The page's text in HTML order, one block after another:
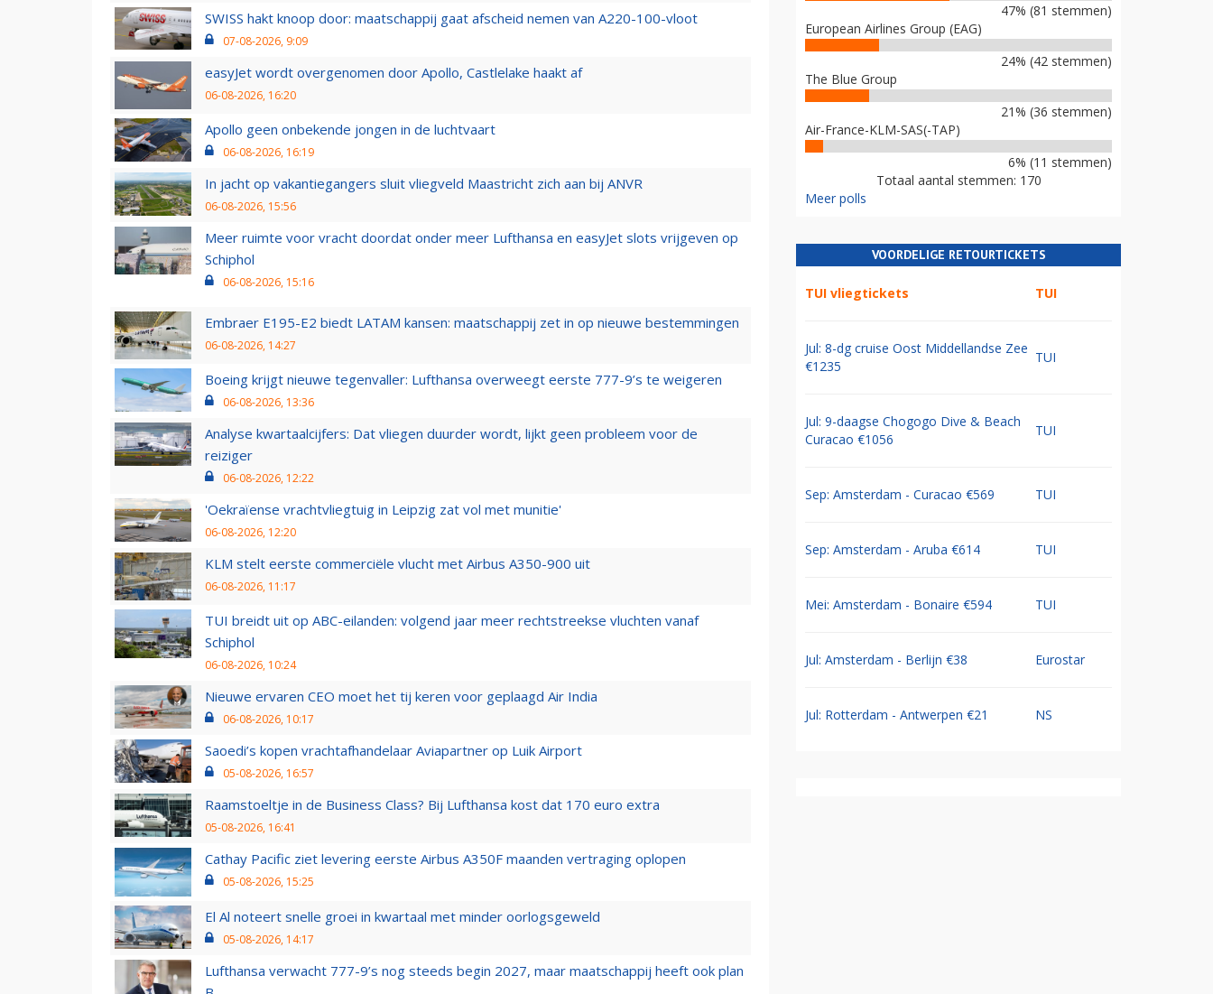
SWISS hakt knoop door: maatschappij gaat afscheid nemen van A220-100-vloot
07-08-2026, 9:09
easyJet wordt overgenomen door Apollo, Castlelake haakt af
06-08-2026, 16:20
Apollo geen onbekende jongen in de luchtvaart
06-08-2026, 16:19
In jacht op vakantiegangers sluit vliegveld Maastricht zich aan bij ANVR
06-08-2026, 15:56
Meer ruimte voor vracht doordat onder meer Lufthansa en easyJet slots vrijgeven op
Schiphol
06-08-2026, 15:16
Embraer E195-E2 biedt LATAM kansen: maatschappij zet in op nieuwe bestemmingen
06-08-2026, 14:27
Boeing krijgt nieuwe tegenvaller: Lufthansa overweegt eerste 777-9’s te weigeren
06-08-2026, 13:36
Analyse kwartaalcijfers: Dat vliegen duurder wordt, lijkt geen probleem voor de
reiziger
06-08-2026, 12:22
'Oekraïense vrachtvliegtuig in Leipzig zat vol met munitie'
06-08-2026, 12:20
KLM stelt eerste commerciële vlucht met Airbus A350-900 uit
06-08-2026, 11:17
TUI breidt uit op ABC-eilanden: volgend jaar meer rechtstreekse vluchten vanaf
Schiphol
06-08-2026, 10:24
Nieuwe ervaren CEO moet het tij keren voor geplaagd Air India
06-08-2026, 10:17
Saoedi’s kopen vrachtafhandelaar Aviapartner op Luik Airport
05-08-2026, 16:57
Raamstoeltje in de Business Class? Bij Lufthansa kost dat 170 euro extra
05-08-2026, 16:41
Cathay Pacific ziet levering eerste Airbus A350F maanden vertraging oplopen
05-08-2026, 15:25
El Al noteert snelle groei in kwartaal met minder oorlogsgeweld
05-08-2026, 14:17
Lufthansa verwacht 777-9’s nog steeds begin 2027, maar maatschappij heeft ook plan
47% (81 stemmen)
European Airlines Group (EAG)
24% (42 stemmen)
The Blue Group
21% (36 stemmen)
Air-France-KLM-SAS(-TAP)
6% (11 stemmen)
Totaal aantal stemmen: 170
Meer polls
VOORDELIGE RETOURTICKETS
TUI vliegtickets TUI
Jul: 8-dg cruise Oost Middellandse Zee
€1235
TUI
Jul: 9-daagse Chogogo Dive & Beach
Curacao €1056
TUI
Sep: Amsterdam - Curacao €569 TUI
Sep: Amsterdam - Aruba €614 TUI
Mei: Amsterdam - Bonaire €594 TUI
Jul: Amsterdam - Berlijn €38 Eurostar
Jul: Rotterdam - Antwerpen €21 NS